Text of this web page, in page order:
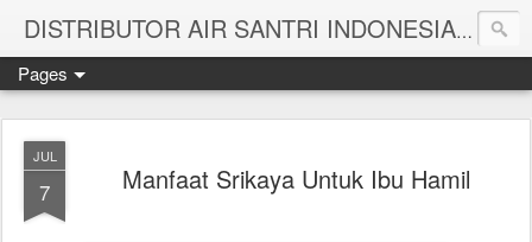
DISTRIBUTOR AIR SANTRI INDONESIA
Pages
JUL
7 Manfaat Srikaya Untuk Ibu Hamil